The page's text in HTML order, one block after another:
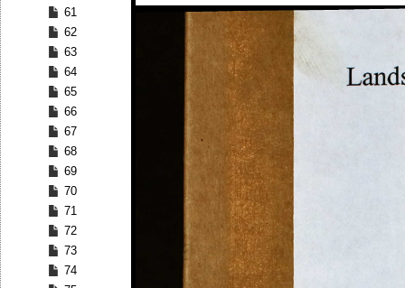
61
62
63
64
65
66
67
68
69
70
71
72
73
74